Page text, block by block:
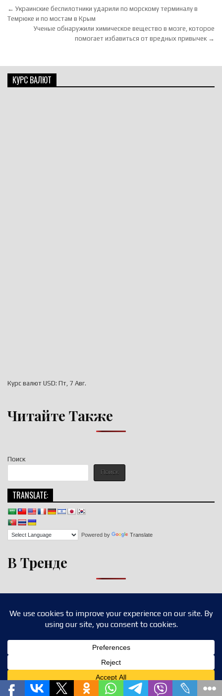
Навигация по записям
← Украинские беспилотники ударили по морскому терминалу в
Темрюке и по мостам в Крым
Ученые обнаружили химическое вещество в мозге, которое
помогает избавиться от вредных привычек →
Поиск
Поиск
TRANSLATE:
Powered by Translate
В Тренде
КУРС ВАЛЮТ
Курс валют USD: Пт, 7 Авг.
Читайте Также
Design by ThemesDNA.com
Privacy & Cookies Policy
Translate »